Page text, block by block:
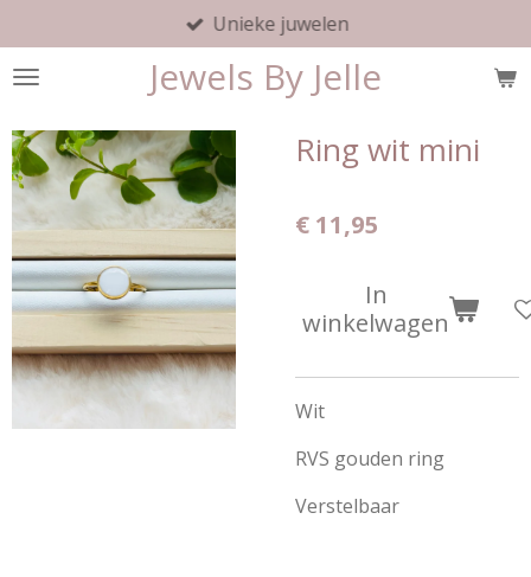
direct
naar
hoofdinhoud
Jewels By Jelle
Unieke juwelen
Ring wit mini
€ 11,95
In
winkelwagen
Wit
RVS gouden ring
Verstelbaar